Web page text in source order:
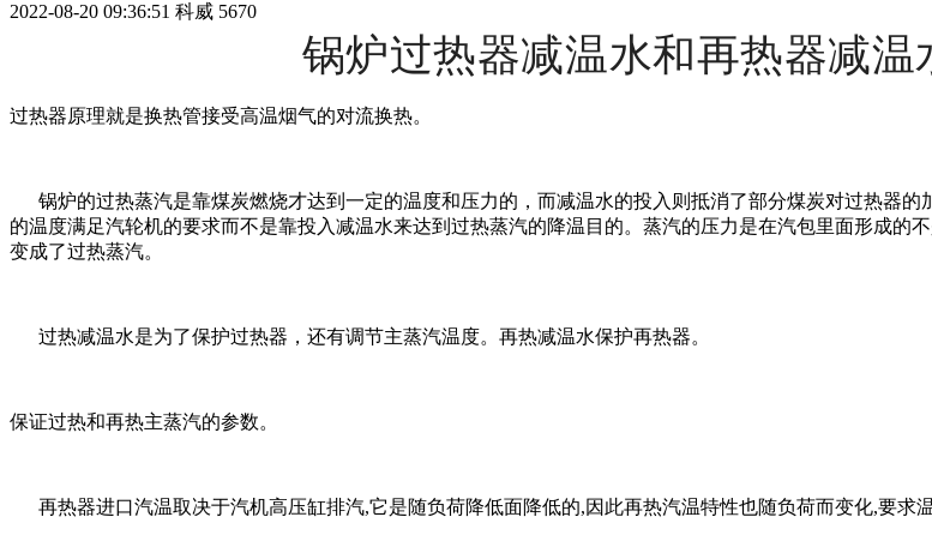
2022-08-20 09:36:51 科威 5670
锅炉过热器减温水和再热器减温
过热器原理就是换热管接受高温烟气的对流换热。
锅炉的过热蒸汽是靠煤炭燃烧才达到一定的温度和压力的，而减温水的投入则抵消了部分煤炭对过热器
的温度满足汽轮机的要求而不是靠投入减温水来达到过热蒸汽的降温目的。蒸汽的压力是在汽包里面形成
变成了过热蒸汽。
过热减温水是为了保护过热器，还有调节主蒸汽温度。再热减温水保护再热器。
保证过热和再热主蒸汽的参数。
再热器进口汽温取决于汽机高压缸排汽,它是随负荷降低面降低的,因此再热汽温特性也随负荷而变化,要求